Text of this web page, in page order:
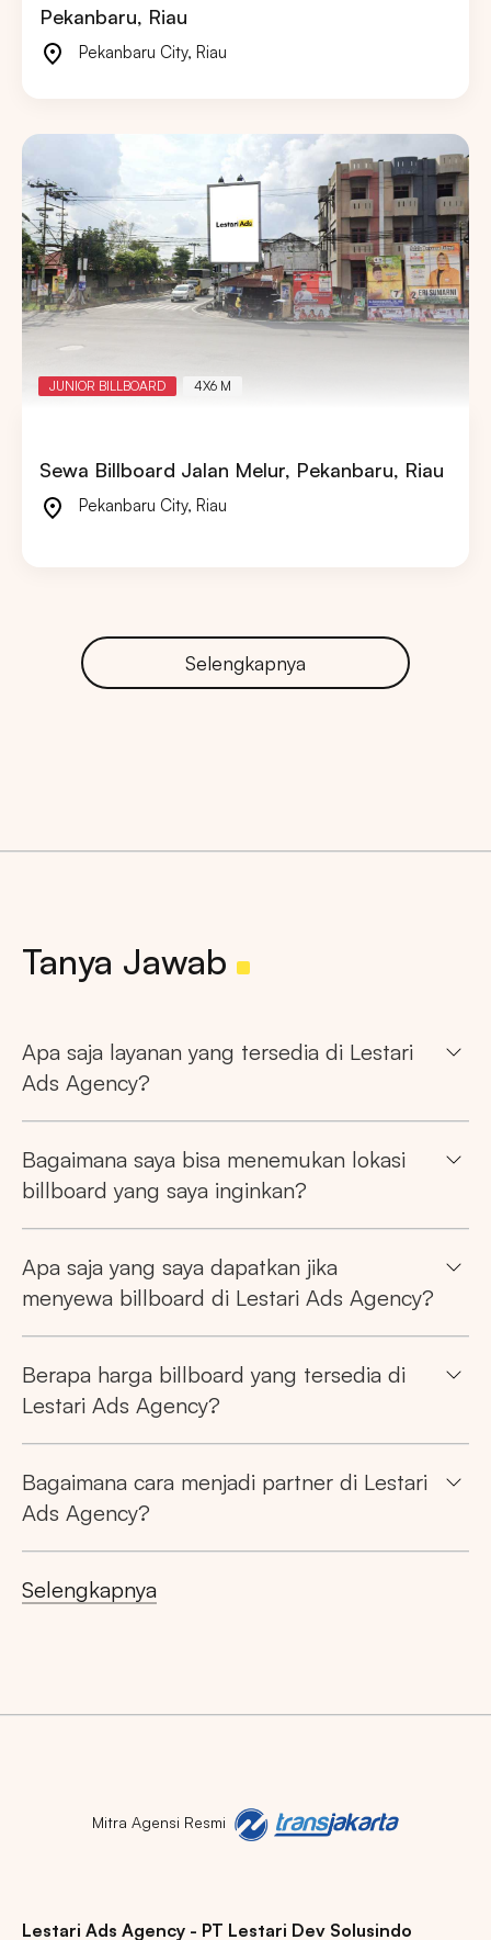
Pekanbaru, Riau
Pekanbaru City, Riau
JUNIOR BILLBOARD 4X6 M
Sewa Billboard Jalan Melur, Pekanbaru, Riau
Pekanbaru City, Riau
Selengkapnya
Tanya Jawab
Apa saja layanan yang tersedia di Lestari
Ads Agency?
Bagaimana saya bisa menemukan lokasi
billboard yang saya inginkan?
Apa saja yang saya dapatkan jika
menyewa billboard di Lestari Ads Agency?
Berapa harga billboard yang tersedia di
Lestari Ads Agency?
Bagaimana cara menjadi partner di Lestari
Ads Agency?
Selengkapnya
Mitra Agensi Resmi
Lestari Ads Agency - PT Lestari Dev Solusindo